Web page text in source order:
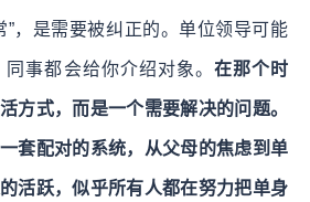
”，是需要被纠正的。单位领导可能
事都会给你介绍对象。 在那个时
方式，而是一个需要解决的问题。
套配对的系统，从父母的焦虑到单
活跃，似乎所有人都在努力把单身